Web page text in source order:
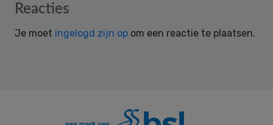
Reader
Reacties
Je moet ingelogd zijn op om een reactie te plaatsen.